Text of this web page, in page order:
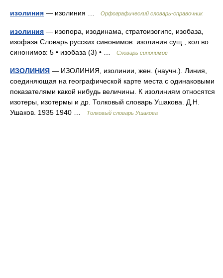
изолиния — изолиния … Орфографический словарь-справочник
изолиния — изопора, изодинама, стратоизогипс, изобаза,
изофаза Словарь русских синонимов. изолиния сущ., кол во
синонимов: 5 • изобаза (3) • …
Словарь синонимов
ИЗОЛИНИЯ — ИЗОЛИНИЯ, изолинии, жен. (научн.). Линия,
соединяющая на географической карте места с одинаковыми
показателями какой нибудь величины. К изолиниям относятся
изотеры, изотермы и др. Толковый словарь Ушакова. Д.Н.
Ушаков. 1935 1940 …
Толковый словарь Ушакова